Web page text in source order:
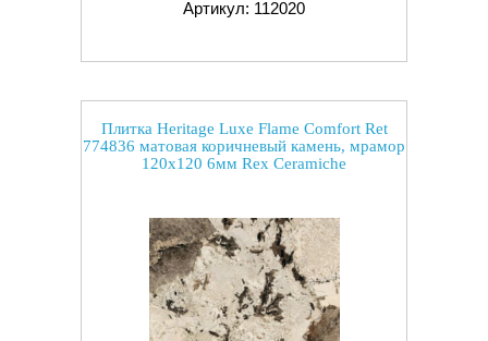
Артикул: 112020
Плитка Heritage Luxe Flame Comfort Ret
774836 матовая коричневый камень, мрамор
120x120 6мм Rex Ceramiche